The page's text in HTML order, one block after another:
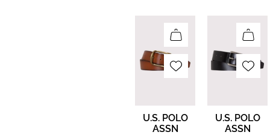
U.S. POLO
ASSN
U.S. POLO
ASSN